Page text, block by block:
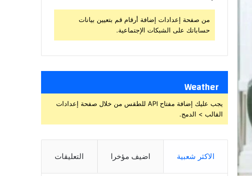
من صفحة إعدادات إضافة أرقام قم بتعيين بيانات
حساباتك على الشبكات الإجتماعية.
Weather
يجب عليك إضافة مفتاح API للطقس من خلال صفحة إعدادات
القالب > الدمج.
الاكثر شعبية اضيف مؤخرا التعليقات